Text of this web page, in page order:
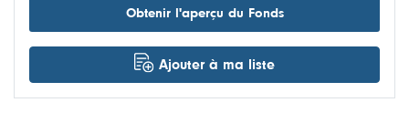
Obtenir l'aperçu du Fonds
Ajouter à ma liste